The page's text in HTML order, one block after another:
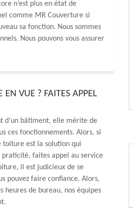
n’est plus en état de
comme MR Couverture si
sa fonction. Nous sommes
Nous pouvons vous assurer
VUE ? FAITES APPEL
d’un bâtiment, elle mérite de
ces fonctionnements. Alors, si
toiture est la solution qui
faites appel au service
il est judicieux de se
pouvez faire confiance. Alors,
heures de bureau, nos équipes